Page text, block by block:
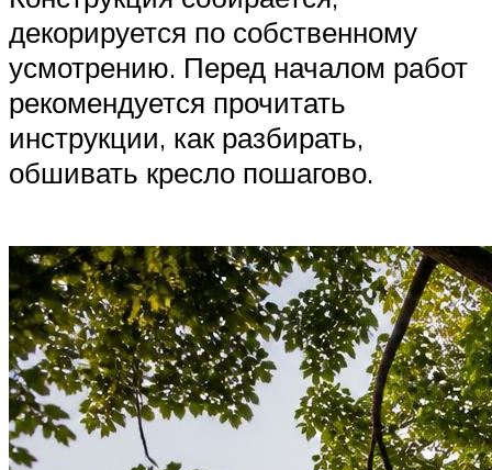
декорируется по собственному
усмотрению. Перед началом работ
рекомендуется прочитать
инструкции, как разбирать,
обшивать кресло пошагово.